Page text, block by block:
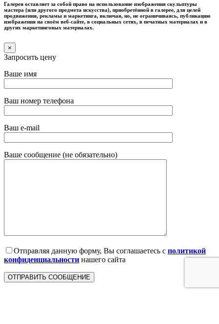
Галерея оставляет за собой право на использование изображения скульптуры
мастера (или другого предмета искусства), приобретённой в галерее, для целей
продвижения, рекламы и маркетинга, включая, но, не ограничиваясь, публикацию
изображения на своём веб-сайте, в социальных сетях, в печатных материалах и в
других маркетинговых материалах.
×
Запросить цену
Ваше имя
Ваш номер телефона
Ваш e-mail
Ваше сообщение (не обязательно)
Отправляя данную форму, Вы соглашаетесь с политикой
конфиденциальности нашего сайта